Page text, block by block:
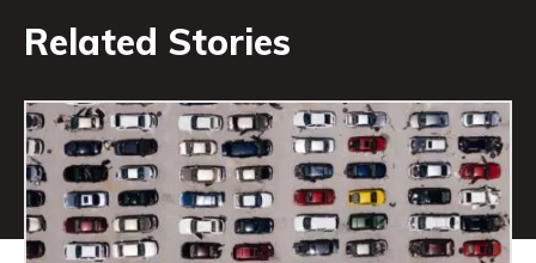
Related Stories